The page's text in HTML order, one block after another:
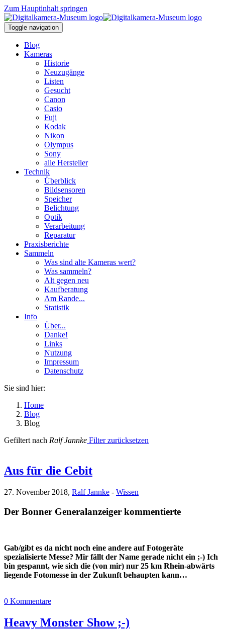
Zum Hauptinhalt springen
Toggle navigation
Blog
Kameras
Historie
Neuzugänge
Listen
Gesucht
Canon
Casio
Fuji
Kodak
Nikon
Olympus
Sony
alle Hersteller
Technik
Überblick
Bildsensoren
Speicher
Belichtung
Optik
Verarbeitung
Reparatur
Praxisberichte
Sammeln
Was sind alte Kameras wert?
Was sammeln?
Alt gegen neu
Kaufberatung
Am Rande...
Statistik
Info
Über...
Danke!
Links
Nutzung
Impressum
Datenschutz
Sie sind hier:
Home
Blog
Blog
Gefiltert nach Ralf Jannke Filter zurücksetzen
Aus für die Cebit
27. November 2018, Ralf Jannke - Wissen
Der Bonner Generalanzeiger kommentierte
Gab/gibt es da nicht noch eine andere auf Fotogeräte
spezialisierte Messe? Mir fällt der Name gerade nicht ein ;-) Ich
bin gespannt, wie sich die (von mir) nur 25 km Rhein-abwärts
liegende Fotomesse in der Zukunft behaupten kann…
0 Kommentare
Heavy Monster Show ;-)